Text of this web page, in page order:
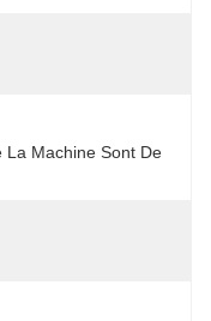
La Machine Sont De